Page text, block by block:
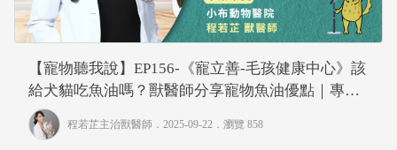
【寵物聽我說】EP156-《寵立善-毛孩健康中心》該
給犬貓吃魚油嗎？獸醫師分享寵物魚油優點｜專業
獸醫—程若芷
程若芷主治獸醫師 ．2025-09-22． 瀏覽 858